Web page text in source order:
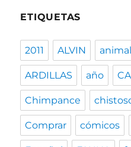
ETIQUETAS
2011 ALVIN
ARDILLAS año
Chimpance
Comprar cómicos